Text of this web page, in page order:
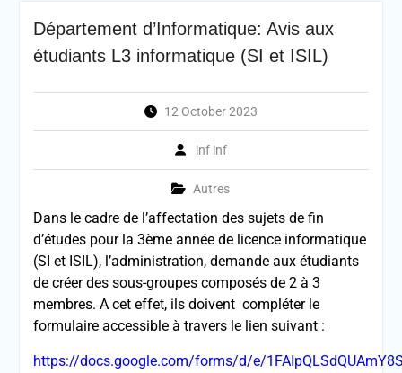
Département d’Informatique: Avis aux
étudiants L3 informatique (SI et ISIL)
12 October 2023
inf inf
Autres
Dans le cadre de l’affectation des sujets de fin
d’études pour la 3ème année de licence informatique
(SI et ISIL), l’administration, demande aux étudiants
de créer des sous-groupes composés de 2 à 3
membres. A cet effet, ils doivent compléter le
formulaire accessible à travers le lien suivant :
https://docs.google.com/forms/d/e/